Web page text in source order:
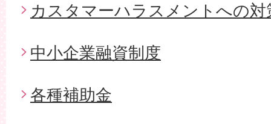
カスタマーハラスメントへの
中小企業融資制度
各種補助金